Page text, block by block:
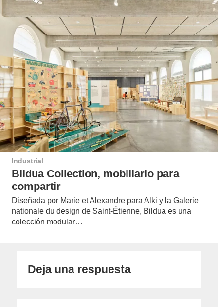
Industrial
Bildua Collection, mobiliario para
compartir
Diseñada por Marie et Alexandre para Alki y la Galerie
nationale du design de Saint-Étienne, Bildua es una
colección modular…
Deja una respuesta